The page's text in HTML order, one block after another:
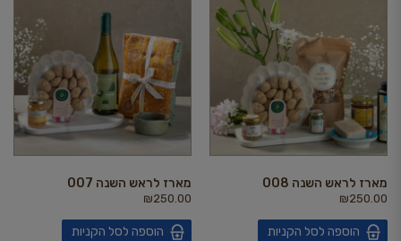
מארז לראש השנה 008
₪250.00
הוספה לסל הקניות
מארז לראש השנה 007
₪250.00
הוספה לסל הקניות